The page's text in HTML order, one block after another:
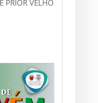
PRIOR VELHO